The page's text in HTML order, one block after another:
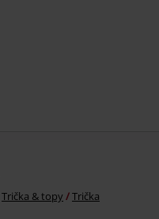
Trička & topy Trička